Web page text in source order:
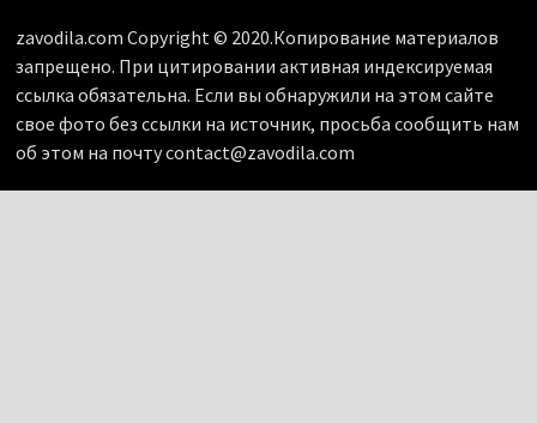
zavodila.com Copyright © 2020.Копирование материалов
запрещено. При цитировании активная индексируемая
ссылка обязательна. Если вы обнаружили на этом сайте
свое фото без ссылки на источник, просьба сообщить нам
об этом на почту contact@zavodila.com